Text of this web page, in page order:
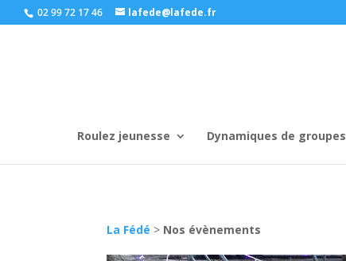
02 99 72 17 46 lafede@lafede.fr
Roulez jeunesse Dynamiques de groupes
La Fédé > Nos évènements